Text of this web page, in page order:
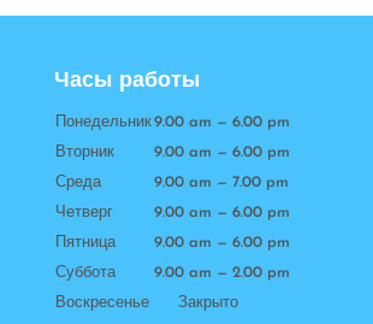
Часы работы
Понедельник9.00 am — 6.00 pm
Вторник
9.00 am — 6.00 pm
Среда
9.00 am — 7.00 pm
Четверг
9.00 am — 6.00 pm
Пятница
9.00 am — 6.00 pm
Суббота
9.00 am — 2.00 pm
Воскресенье Закрыто